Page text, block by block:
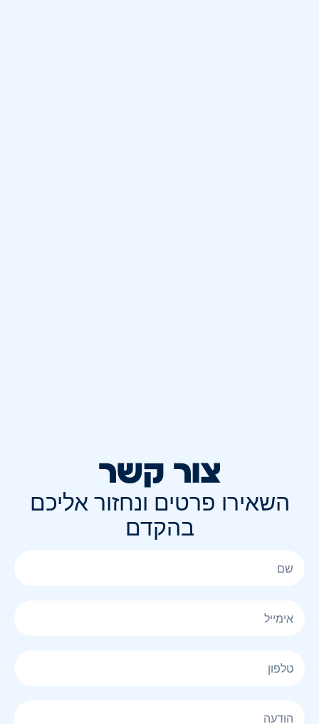
צור קשר
השאירו פרטים ונחזור אליכם
בהקדם